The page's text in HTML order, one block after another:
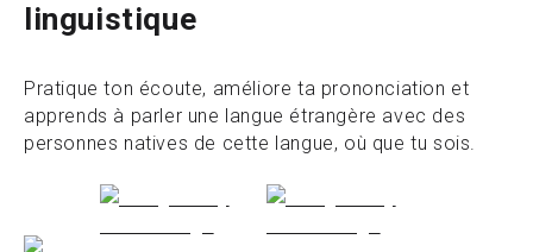
linguistique
Pratique ton écoute, améliore ta prononciation et
apprends à parler une langue étrangère avec des
personnes natives de cette langue, où que tu sois.